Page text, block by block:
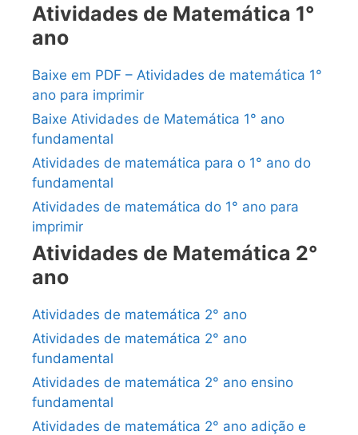
Atividades de Matemática 1°
ano
Baixe em PDF – Atividades de matemática 1°
ano para imprimir
Baixe Atividades de Matemática 1° ano
fundamental
Atividades de matemática para o 1° ano do
fundamental
Atividades de matemática do 1° ano para
imprimir
Atividades de Matemática 2°
ano
Atividades de matemática 2° ano
Atividades de matemática 2° ano
fundamental
Atividades de matemática 2° ano ensino
fundamental
Atividades de matemática 2° ano adição e